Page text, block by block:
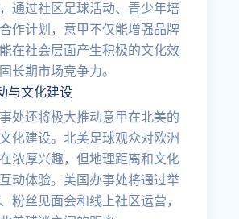
通过社区足球活动、青少年培
作计划，意甲不仅能增强品牌
在社会层面产生积极的文化效
长期市场竞争力。
与文化建设
处还将极大推动意甲在北美的
化建设。北美足球观众对欧洲
浓厚兴趣，但地理距离和文化
动体验。美国办事处将通过举
粉丝见面会和线上社区运营，